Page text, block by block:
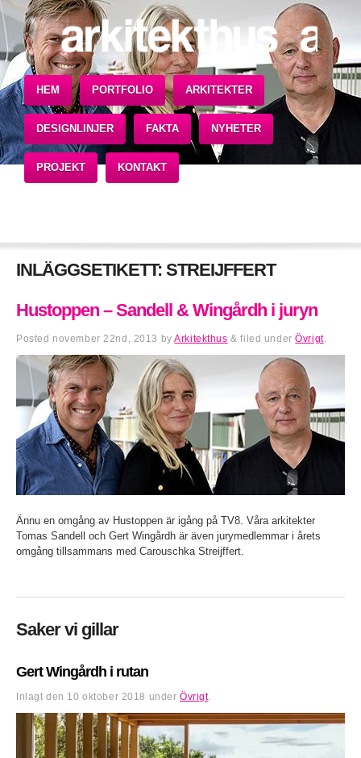
HEM PORTFOLIO ARKITEKTER
DESIGNLINJER FAKTA NYHETER
PROJEKT KONTAKT
INLÄGGSETIKETT: STREIJFFERT
Hustoppen – Sandell & Wingårdh i juryn
Posted november 22nd, 2013 byArkitekthus & filed underÖvrigt.
Ännu en omgång av Hustoppen är igång på TV8. Våra arkitekter
Tomas Sandell och Gert Wingårdh är även jurymedlemmar i årets
omgång tillsammans med Carouschka Streijffert.
Saker vi gillar
Gert Wingårdh i rutan
Inlagt den 10 oktober 2018 underÖvrigt.